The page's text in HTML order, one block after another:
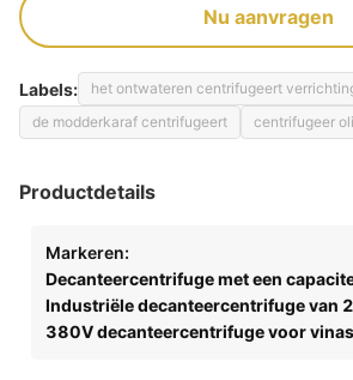
Nu aanvragen
Labels:
het ontwateren centrifugeert
de modderkaraf centrifugeert
centrifugeer
Productdetails
Markeren:
Decanteercentrifuge met een
Industriële decanteercentrifuge van
380V decanteercentrifuge voor